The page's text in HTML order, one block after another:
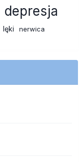
depresja
lęki
nerwica